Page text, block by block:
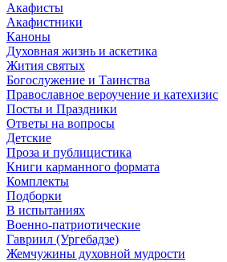
Акафисты
Акафистники
Каноны
Духовная жизнь и аскетика
Жития святых
Богослужение и Таинства
Православное вероучение и катехизис
Посты и Праздники
Ответы на вопросы
Детские
Проза и публицистика
Книги карманного формата
Комплекты
Подборки
В испытаниях
Военно-патриотические
Гавриил (Ургебадзе)
Жемчужины духовной мудрости